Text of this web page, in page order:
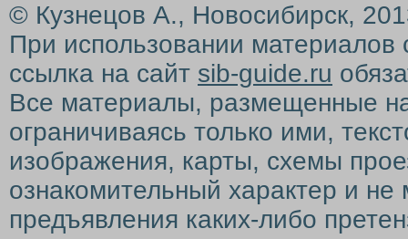
© Кузнецов А., Новосибирск,
При использовании материалов
ссылка на сайт sib-guide.ru
Все материалы, размещенные
ограничиваясь только ими,
изображения, карты, схемы
ознакомительный характер и
предъявления каких-либо